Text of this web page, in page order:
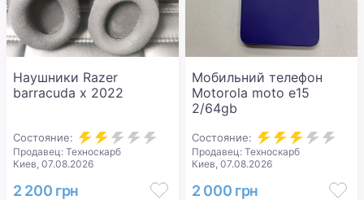
Наушники Razer
barracuda x 2022
Состояние:
Продавец: Техноскарб
Киев, 07.08.2026
2 200 грн
Мобильний телефон
Motorola moto e15
2/64gb
Состояние:
Продавец: Техноскарб
Киев, 07.08.2026
2 000 грн